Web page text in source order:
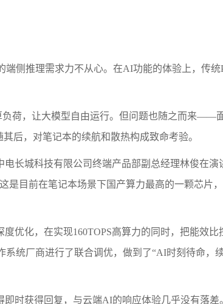
侧推理需求力不从心。在AI功能的体验上，传统
负荷，让大模型自由运行。但问题也随之而来——
后，对笔记本的续航和散热构成致命考验。
长城科技有限公司终端产品部副总经理林俊在演
是目前在笔记本场景下国产算力最高的一颗芯片
优化，在实现160TOPS高算力的同时，把能效比
统厂商进行了联合调优，做到了“AI时刻待命，
即时获得回复，与云端AI的响应体验几乎没有落差